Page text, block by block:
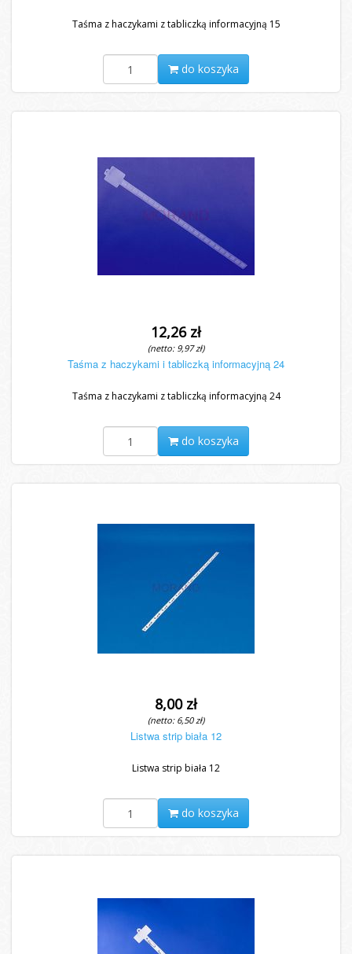
Taśma z haczykami z tabliczką informacyjną 15
do koszyka
12,26 zł
(netto: 9,97 zł)
Taśma z haczykami i tabliczką informacyjną 24
Taśma z haczykami z tabliczką informacyjną 24
do koszyka
8,00 zł
(netto: 6,50 zł)
Listwa strip biała 12
Listwa strip biała 12
do koszyka